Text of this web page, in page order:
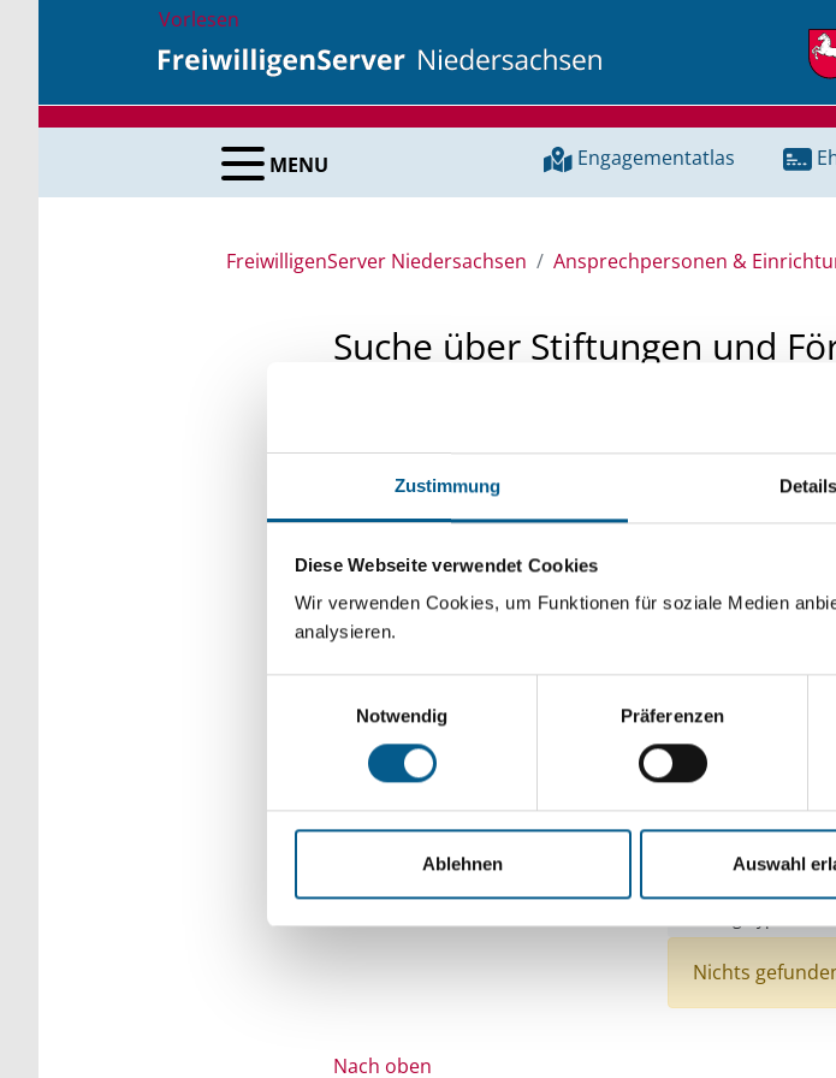
Zustimmung Details
Diese Webseite verwendet Cookies
Wir verwenden Cookies, um Funktionen für soziale Medien
analysieren.
Notwendig
Präferenzen
Ablehnen Auswahl
Vorlesen
MENU Engagementatlas
FreiwilligenServer Niedersachsen Ansprechpersonen &
Suche über Stiftungen und
Sie suchen finanzielle Unterstützung für ein Projekt
unsere Fördermitteldatenbank und
Kleinschreibung beachten.
Bitte Suchbegriff eingeben. Ergebnisse können
verfeinert werden.
Aktive Filter:
Themen:
Themen: Bildung
Nichts
Nach oben